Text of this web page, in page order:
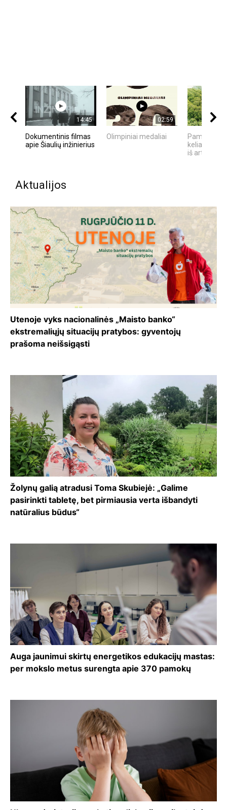
14:45
Dokumentinis filmas
apie Šiaulių inžinierius
02:59
Olimpiniai medaliai
Pamario
kelias.
iš arti
Aktualijos
Utenoje vyks nacionalinės „Maisto banko“
ekstremaliųjų situacijų pratybos: gyventojų
prašoma neišsigąsti
Žolynų galią atradusi Toma Skubiejė: „Galime
pasirinkti tabletę, bet pirmiausia verta išbandyti
natūralius būdus“
Auga jaunimui skirtų energetikos edukacijų mastas:
per mokslo metus surengta apie 370 pamokų